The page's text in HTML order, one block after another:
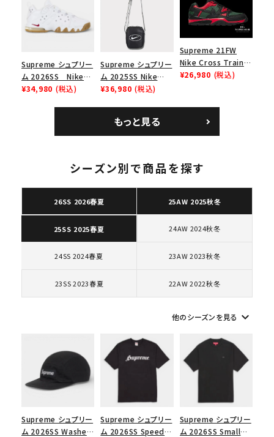
キーワードから探す
キャップ・ハット
パーカー・クルーネック
シーズンから探す
ューズ ホワイト
Supreme シュプリー
ム 2026SS Nike
SB Air Max 2 CB 94
¥34,980 (税込)
Supreme シュプリー
ム 2025SS Nike
Leather Shoulder
ク 黒
¥36,980 (税込)
Supreme 21FW
Nike Cross Trainer
Low ナイキクロスト
¥26,980 (税込)
もっと見る
シーズン別で商品を探す
26SS 2026春夏 25AW 2025秋冬
25SS 2025春夏 24AW 2024秋冬
24SS 2024春夏 23AW 2023秋冬
23SS 2023春夏 22AW 2022秋冬
他のシーズンを見る keyboard_arrow_down
Supreme シュプリー
ム 2026SS Washed
Supreme シュプリー
ム 2026SS Speed
Supreme シュプリー
ム 2026SS Small